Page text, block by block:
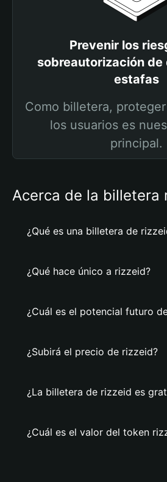
Prevenir los
sobreautorización de
estafas
Como billetera,
los usuarios es
principal.
Acerca de la billetera
¿Qué es una billetera de
¿Qué hace único a rizzeid?
¿Cuál es el potencial futuro
¿Subirá el precio de rizzeid?
¿La billetera de rizzeid es
¿Cuál es el valor del token